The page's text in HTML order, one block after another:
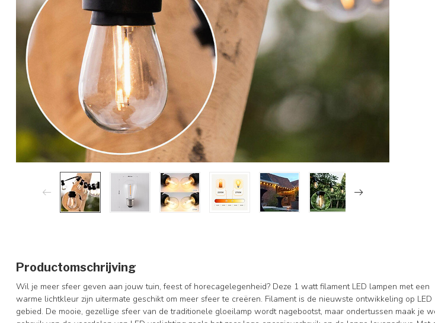
Productomschrijving
Wil je meer sfeer geven aan jouw tuin, feest of horecagelegenheid? Deze 1 watt filament LED lampen met een
warme lichtkleur zijn uitermate geschikt om meer sfeer te creëren. Filament is de nieuwste ontwikkeling op LED
gebied. De mooie, gezellige sfeer van de traditionele gloeilamp wordt nagebootst, maar ondertussen maak je